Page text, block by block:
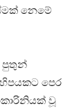
නෙමේ
පුතුන්
පෙර
වූ